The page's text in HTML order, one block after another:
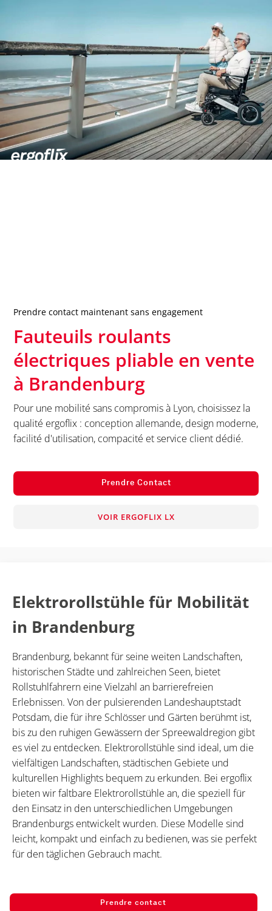
Prendre contact maintenant sans engagement
Fauteuils roulants
électriques pliable en vente
à Brandenburg
Pour une mobilité sans compromis à Lyon, choisissez la
qualité ergoflix : conception allemande, design moderne,
facilité d'utilisation, compacité et service client dédié.
Prendre Contact
VOIR ERGOFLIX LX
Elektrorollstühle für Mobilität
in Brandenburg
Brandenburg, bekannt für seine weiten Landschaften,
historischen Städte und zahlreichen Seen, bietet
Rollstuhlfahrern eine Vielzahl an barrierefreien
Erlebnissen. Von der pulsierenden Landeshauptstadt
Potsdam, die für ihre Schlösser und Gärten berühmt ist,
bis zu den ruhigen Gewässern der Spreewaldregion gibt
es viel zu entdecken. Elektrorollstühle sind ideal, um die
vielfältigen Landschaften, städtischen Gebiete und
kulturellen Highlights bequem zu erkunden. Bei ergoflix
bieten wir faltbare Elektrorollstühle an, die speziell für
den Einsatz in den unterschiedlichen Umgebungen
Brandenburgs entwickelt wurden. Diese Modelle sind
leicht, kompakt und einfach zu bedienen, was sie perfekt
für den täglichen Gebrauch macht.
Prendre contact